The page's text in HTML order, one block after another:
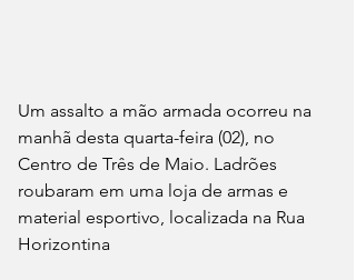
Um assalto a mão armada ocorreu na
manhã desta quarta-feira (02), no
Centro de Três de Maio. Ladrões
roubaram em uma loja de armas e
material esportivo, localizada na Rua
Horizontina